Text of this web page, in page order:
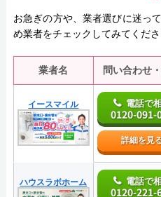
お急ぎの方や、業者選びに迷っ
め業者をチェックしてみてくださ
業者名 問い合わせ
イースマイル 電話で
0120-091-
詳細を見
ハウスラボホーム 電話で
0120-221-